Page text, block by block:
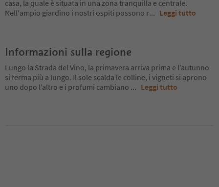
casa, la quale è situata in una zona tranquilla e centrale.
Nell'ampio giardino i nostri ospiti possono r... Leggi tutto
Informazioni sulla regione
Lungo la Strada del Vino, la primavera arriva prima e l’autunno
si ferma più a lungo. Il sole scalda le colline, i vigneti si aprono
uno dopo l’altro e i profumi cambiano ... Leggi tutto